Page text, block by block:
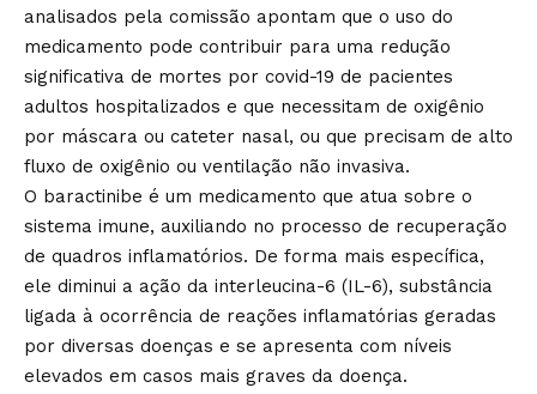
analisados pela comissão apontam que o uso do
medicamento pode contribuir para uma redução
significativa de mortes por covid-19 de pacientes
adultos hospitalizados e que necessitam de oxigênio
por máscara ou cateter nasal, ou que precisam de alto
fluxo de oxigênio ou ventilação não invasiva.
O baractinibe é um medicamento que atua sobre o
sistema imune, auxiliando no processo de recuperação
de quadros inflamatórios. De forma mais específica,
ele diminui a ação da interleucina-6 (IL-6), substância
ligada à ocorrência de reações inflamatórias geradas
por diversas doenças e se apresenta com níveis
elevados em casos mais graves da doença.